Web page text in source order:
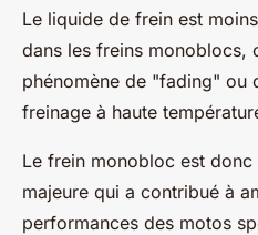
Le liquide de frein est
dans les freins monoblocs,
phénomène de "fading" ou
freinage à haute
Le frein monobloc est donc
majeure qui a contribué à
performances des motos